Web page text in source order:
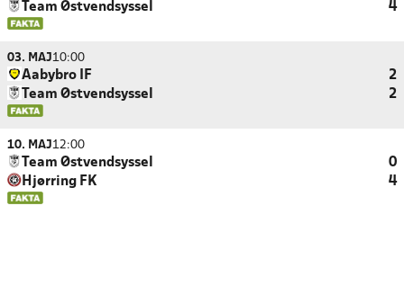
Team Østvendsyssel
4
03. MAJ10:00
Aabybro IF
2
Team Østvendsyssel
2
10. MAJ12:00
Team Østvendsyssel
0
Hjørring FK
4